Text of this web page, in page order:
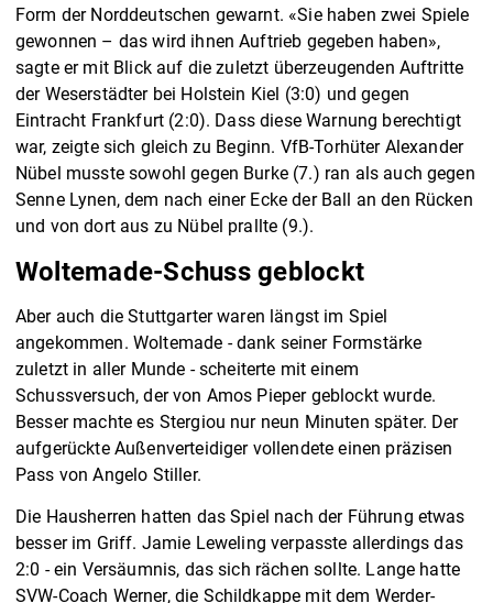
Form der Norddeutschen gewarnt. «Sie haben zwei Spiele
gewonnen – das wird ihnen Auftrieb gegeben haben»,
sagte er mit Blick auf die zuletzt überzeugenden Auftritte
der Weserstädter bei Holstein Kiel (3:0) und gegen
Eintracht Frankfurt (2:0). Dass diese Warnung berechtigt
war, zeigte sich gleich zu Beginn. VfB-Torhüter Alexander
Nübel musste sowohl gegen Burke (7.) ran als auch gegen
Senne Lynen, dem nach einer Ecke der Ball an den Rücken
und von dort aus zu Nübel prallte (9.).
Woltemade-Schuss geblockt
Aber auch die Stuttgarter waren längst im Spiel
angekommen. Woltemade - dank seiner Formstärke
zuletzt in aller Munde - scheiterte mit einem
Schussversuch, der von Amos Pieper geblockt wurde.
Besser machte es Stergiou nur neun Minuten später. Der
aufgerückte Außenverteidiger vollendete einen präzisen
Pass von Angelo Stiller.
Die Hausherren hatten das Spiel nach der Führung etwas
besser im Griff. Jamie Leweling verpasste allerdings das
2:0 - ein Versäumnis, das sich rächen sollte. Lange hatte
SVW-Coach Werner, die Schildkappe mit dem Werder-